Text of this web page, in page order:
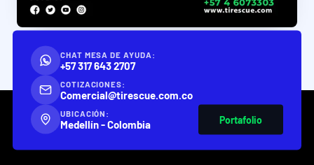
CHAT MESA DE AYUDA:
+57 317 643 2707
COTIZACIONES:
Comercial@tirescue.com.co
UBICACIÓN:
Medellín - Colombia Portafolio